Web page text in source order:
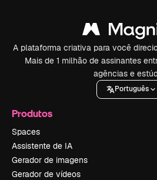
A plataforma criativa para você
Mais de 1 milhão de assinantes
agências e
Português
Produtos
Spaces
Assistente de IA
Gerador de imagens
Gerador de vídeos